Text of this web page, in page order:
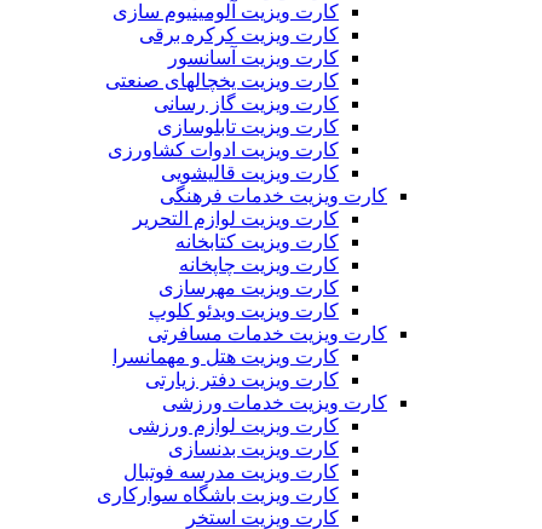
کارت ویزیت آلومینیوم سازی
کارت ویزیت کرکره برقی
کارت ویزیت آسانسور
کارت ویزیت یخچالهای صنعتی
کارت ویزیت گاز رسانی
کارت ویزیت تابلوسازی
کارت ویزیت ادوات کشاورزی
کارت ویزیت قالیشویی
کارت ویزیت خدمات فرهنگی
کارت ویزیت لوازم التحریر
کارت ویزیت کتابخانه
کارت ویزیت چاپخانه
کارت ویزیت مهرسازی
کارت ویزیت ویدئو کلوپ
کارت ویزیت خدمات مسافرتی
کارت ویزیت هتل و مهمانسرا
کارت ویزیت دفتر زیارتی
کارت ویزیت خدمات ورزشی
کارت ویزیت لوازم ورزشی
کارت ویزیت بدنسازی
کارت ویزیت مدرسه فوتبال
کارت ویزیت باشگاه سوارکاری
کارت ویزیت استخر